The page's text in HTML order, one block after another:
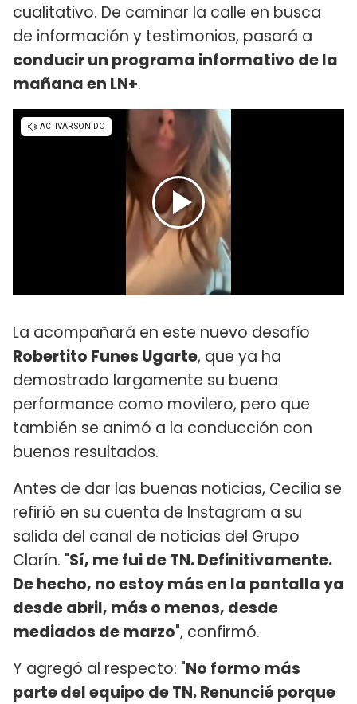
cualitativo. De caminar la calle en busca
de información y testimonios, pasará a
conducir un programa informativo de la
mañana en LN+.
La acompañará en este nuevo desafío
Robertito Funes Ugarte, que ya ha
demostrado largamente su buena
performance como movilero, pero que
también se animó a la conducción con
buenos resultados.
Antes de dar las buenas noticias, Cecilia se
refirió en su cuenta de Instagram a su
salida del canal de noticias del Grupo
Clarín. "Sí, me fui de TN. Definitivamente.
De hecho, no estoy más en la pantalla ya
desde abril, más o menos, desde
mediados de marzo", confirmó.
Y agregó al respecto: "No formo más
parte del equipo de TN. Renuncié porque